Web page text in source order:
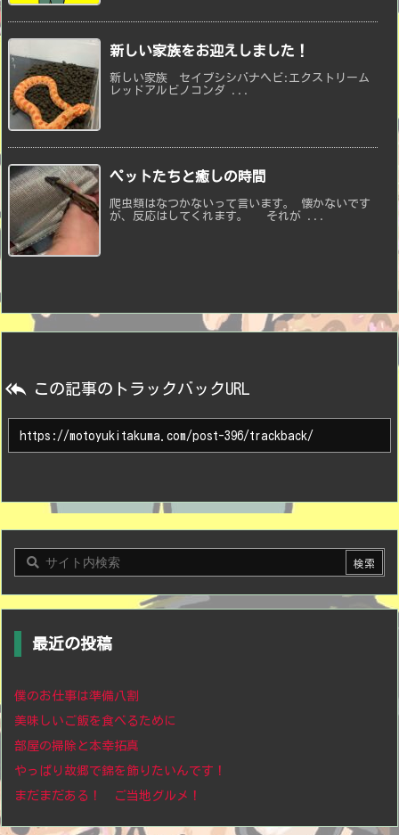
新しい家族をお迎えしました！
新しい家族 セイブシシバナヘビ:エクストリーム
レッドアルビノコンダ ...
ペットたちと癒しの時間
爬虫類はなつかないって言います。 懐かないです
が、反応はしてくれます。 それが ...
 この記事のトラックバックURL
最近の投稿
僕のお仕事は準備八割
美味しいご飯を食べるために
部屋の掃除と本幸拓真
やっぱり故郷で錦を飾りたいんです！
まだまだある！ ご当地グルメ！